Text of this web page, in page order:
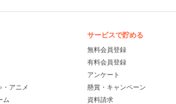
・アニメ
ム
サービスで貯める
無料会員登録
有料会員登録
アンケート
懸賞・キャンペーン
資料請求